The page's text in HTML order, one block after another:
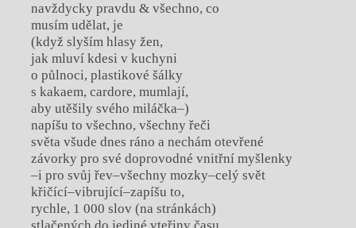
navždycky pravdu & všechno, co
musím udělat, je
(když slyším hlasy žen,
jak mluví kdesi v kuchyni
o půlnoci, plastikové šálky
s kakaem, cardore, mumlají,
aby utěšily svého miláčka–)
napíšu to všechno, všechny řeči
světa všude dnes ráno a nechám otevřené
závorky pro své doprovodné vnitřní myšlenky
–i pro svůj řev–všechny mozky–celý svět
křičící–vibrující–zapíšu to,
rychle, 1 000 slov (na stránkách)